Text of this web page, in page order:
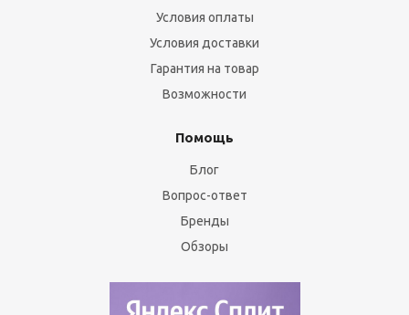
Условия оплаты
Условия доставки
Гарантия на товар
Возможности
Помощь
Блог
Вопрос-ответ
Бренды
Обзоры